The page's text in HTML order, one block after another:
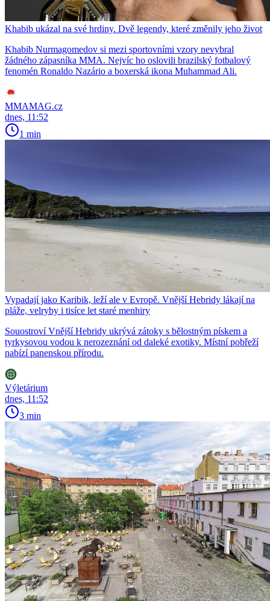
Khabib ukázal na své hrdiny. Dvě legendy, které změnily jeho život
Khabib Nurmagomedov si mezi sportovními vzory nevybral
žádného zápasníka MMA. Nejvíc ho oslovili brazilský fotbalový
fenomén Ronaldo Nazário a boxerská ikona Muhammad Ali.
MMAMAG.cz
dnes, 11:52
1 min
Vypadají jako Karibik, leží ale v Evropě. Vnější Hebridy lákají na
pláže, velryby i tisíce let staré menhiry
Souostroví Vnější Hebridy ukrývá zátoky s bělostným pískem a
tyrkysovou vodou k nerozeznání od daleké exotiky. Místní pobřeží
nabízí panenskou přírodu.
Výletárium
dnes, 11:52
3 min